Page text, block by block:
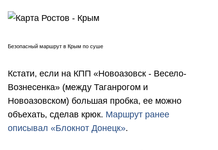
Безопасный маршрут в Крым по суше
Кстати, если на КПП «Новоазовск - Весело-
Вознесенка» (между Таганрогом и
Новоазовском) большая пробка, ее можно
объехать, сделав крюк. Маршрут ранее
описывал «Блокнот Донецк».